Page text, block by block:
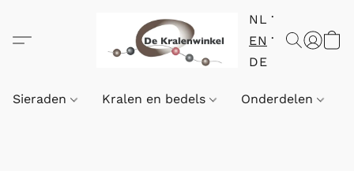
NL
EN
DE
Sieraden Kralen en bedels Onderdelen